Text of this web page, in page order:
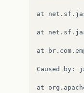
at net . sf .
at net . sf .
at br . com .
Caused by :
at org .